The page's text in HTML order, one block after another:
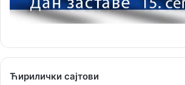
р
е
Ћирилички сајтови